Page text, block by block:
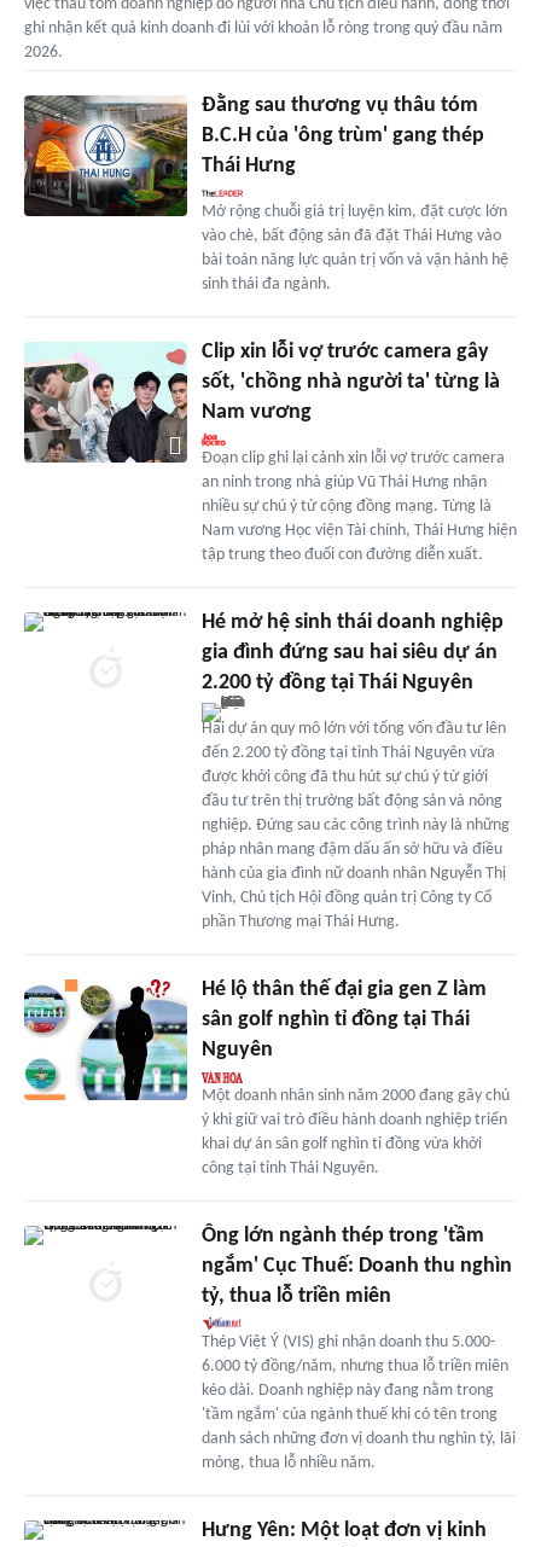
việc thâu tóm doanh nghiệp do người nhà Chủ tịch điều hành, đồng thời
ghi nhận kết quả kinh doanh đi lùi với khoản lỗ ròng trong quý đầu năm
2026.
Đằng sau thương vụ thâu tóm
B.C.H của 'ông trùm' gang thép
Thái Hưng
Mở rộng chuỗi giá trị luyện kim, đặt cược lớn
vào chè, bất động sản đã đặt Thái Hưng vào
bài toán năng lực quản trị vốn và vận hành hệ
sinh thái đa ngành.
Clip xin lỗi vợ trước camera gây
sốt, 'chồng nhà người ta' từng là
Nam vương
Đoạn clip ghi lại cảnh xin lỗi vợ trước camera
an ninh trong nhà giúp Vũ Thái Hưng nhận
nhiều sự chú ý từ cộng đồng mạng. Từng là
Nam vương Học viện Tài chính, Thái Hưng hiện
tập trung theo đuổi con đường diễn xuất.
Hé mở hệ sinh thái doanh nghiệp
gia đình đứng sau hai siêu dự án
2.200 tỷ đồng tại Thái Nguyên
Hai dự án quy mô lớn với tổng vốn đầu tư lên
đến 2.200 tỷ đồng tại tỉnh Thái Nguyên vừa
được khởi công đã thu hút sự chú ý từ giới
đầu tư trên thị trường bất động sản và nông
nghiệp. Đứng sau các công trình này là những
pháp nhân mang đậm dấu ấn sở hữu và điều
hành của gia đình nữ doanh nhân Nguyễn Thị
Vinh, Chủ tịch Hội đồng quản trị Công ty Cổ
phần Thương mại Thái Hưng.
Hé lộ thân thế đại gia gen Z làm
sân golf nghìn tỉ đồng tại Thái
Nguyên
Một doanh nhân sinh năm 2000 đang gây chú
ý khi giữ vai trò điều hành doanh nghiệp triển
khai dự án sân golf nghìn tỉ đồng vừa khởi
công tại tỉnh Thái Nguyên.
Ông lớn ngành thép trong 'tầm
ngắm' Cục Thuế: Doanh thu nghìn
tỷ, thua lỗ triền miên
Thép Việt Ý (VIS) ghi nhận doanh thu 5.000-
6.000 tỷ đồng/năm, nhưng thua lỗ triền miên
kéo dài. Doanh nghiệp này đang nằm trong
'tầm ngắm' của ngành thuế khi có tên trong
danh sách những đơn vị doanh thu nghìn tỷ, lãi
mỏng, thua lỗ nhiều năm.
Hưng Yên: Một loạt đơn vị kinh